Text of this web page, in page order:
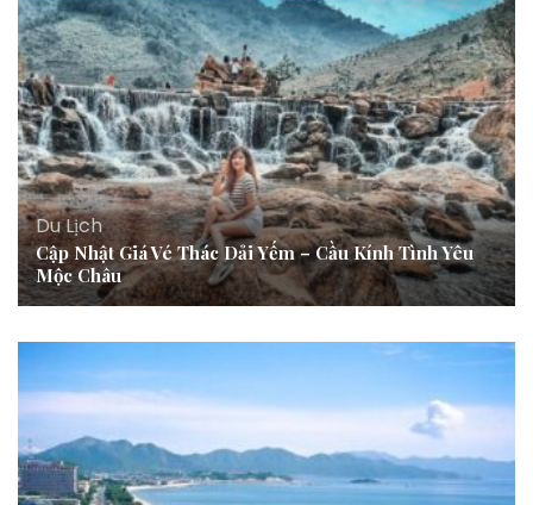
Du Lịch
Cập Nhật Giá Vé Thác Dải Yếm – Cầu Kính Tình Yêu
Mộc Châu